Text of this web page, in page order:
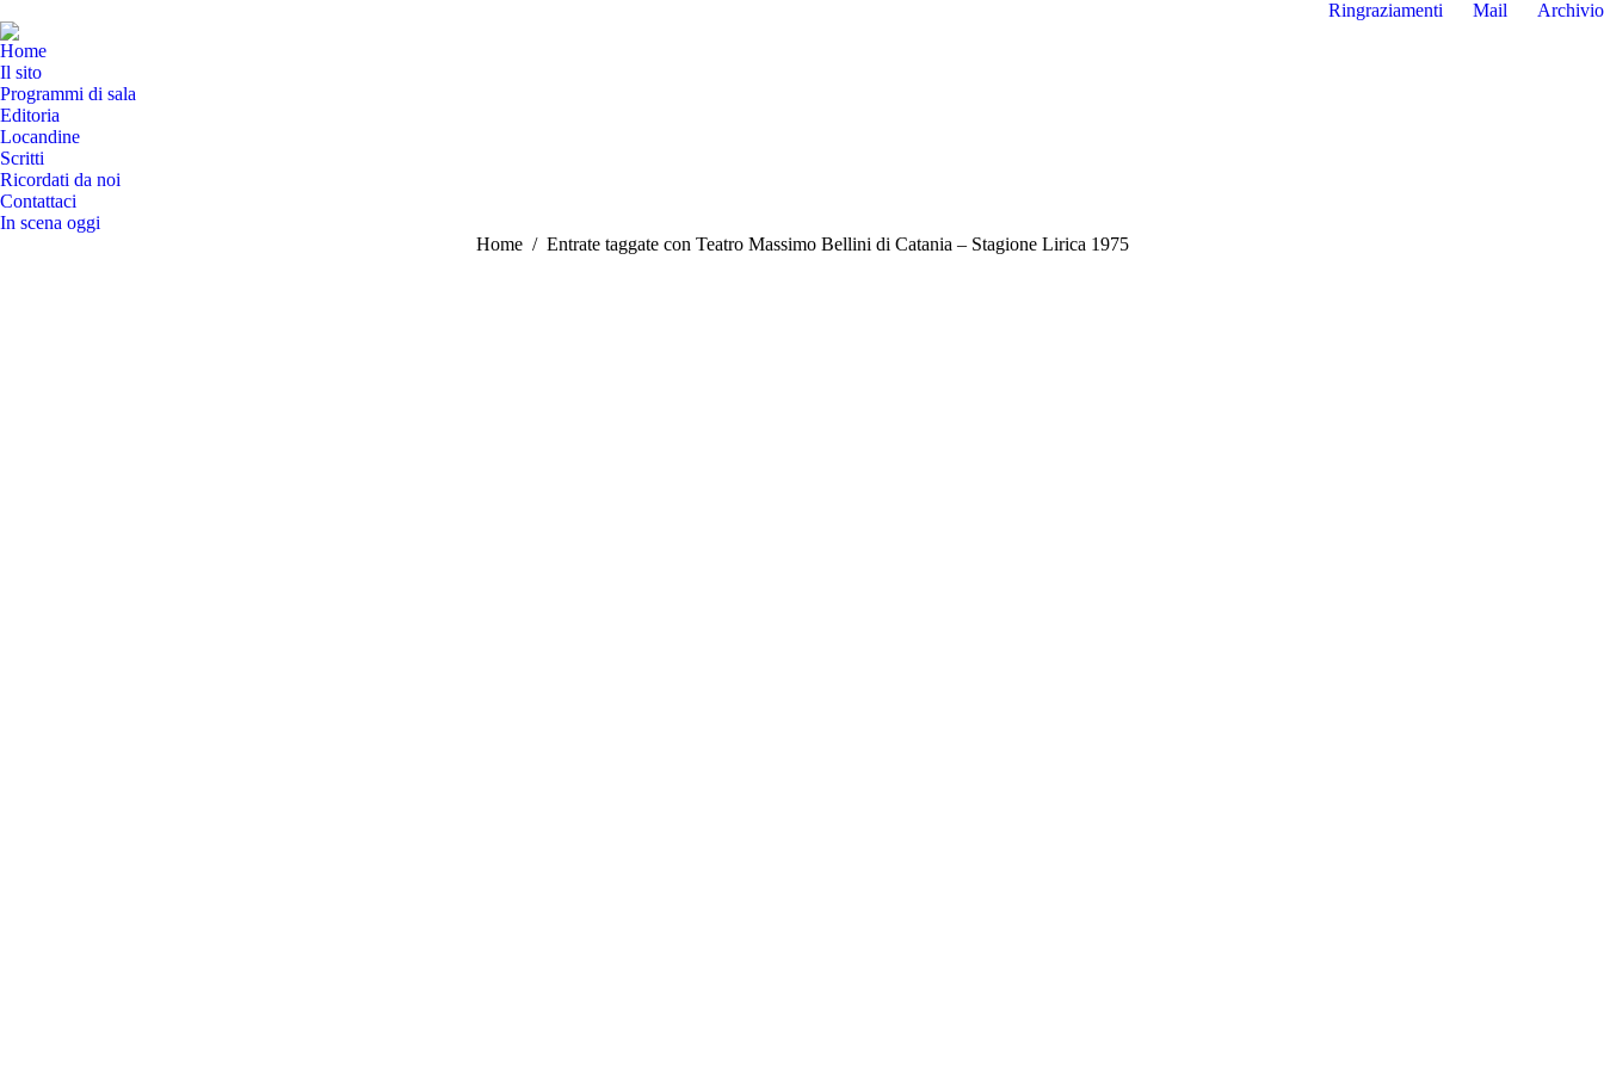
Ringraziamenti Mail
Archivio
Home
Il sito
Programmi di sala
Editoria
Locandine
Scritti
Ricordati da noi
Contattaci
In scena oggi
Tu sei qui:
Home Entrate taggate con Teatro Massimo Bellini di Catania – Stagione Lirica 1975